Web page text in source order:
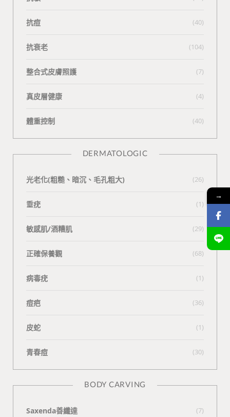
抗痘 (40)
抗衰老 (104)
整合式皮膚照護 (7)
真皮層健康 (4)
體重控制 (40)
DERMATOLOGIC
光老化(粗糙、暗沉、毛孔粗大) (26)
垂疣 (1)
敏感肌/酒糟肌 (29)
正確保養觀 (68)
病毒疣 (1)
痘疤 (36)
皮蛇 (1)
青春痘 (30)
BODY CARVING
Saxenda善纖達 (7)
→